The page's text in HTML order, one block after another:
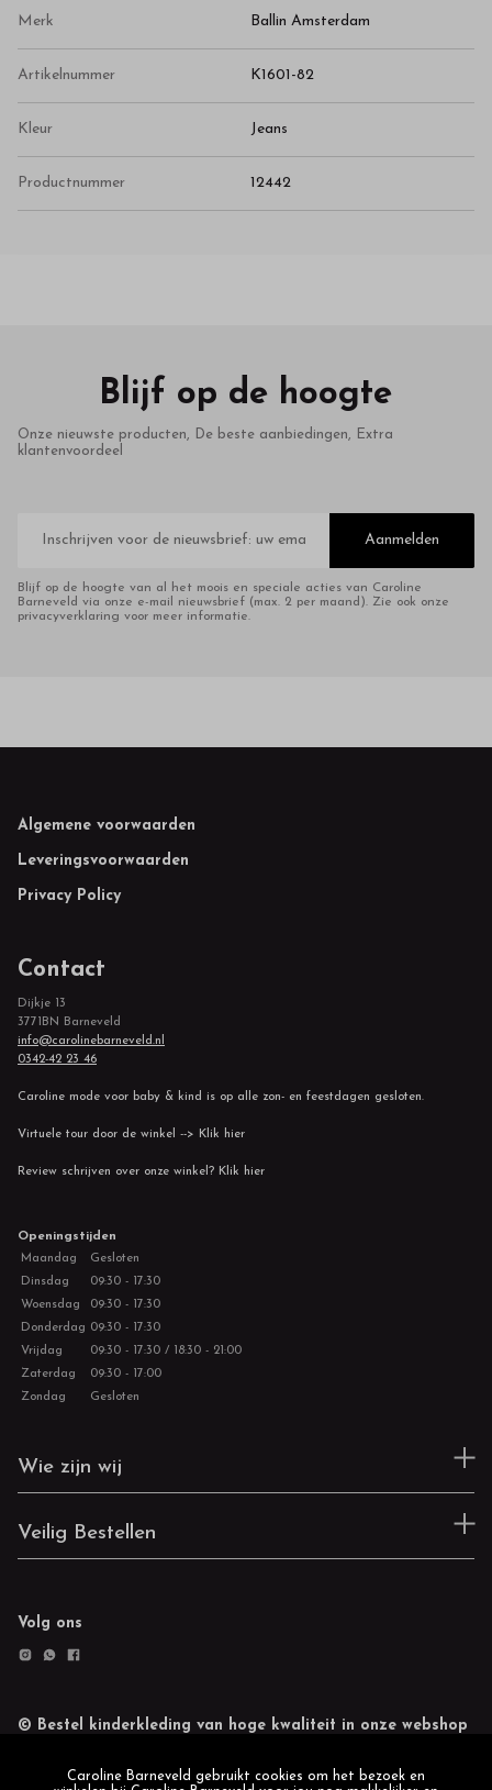
Merk Ballin Amsterdam
Artikelnummer K1601-82
Kleur Jeans
Productnummer 12442
Blijf op de hoogte
Onze nieuwste producten, De beste aanbiedingen, Extra
klantenvoordeel
mailadres
Aanmelden
Blijf op de hoogte van al het moois en speciale acties van Caroline
Barneveld via onze e-mail nieuwsbrief (max. 2 per maand). Zie ook onze
privacyverklaring voor meer informatie.
Footer
Algemene voorwaarden
Leveringsvoorwaarden
Privacy Policy
Contact
Dijkje 13
3771BN Barneveld
info@carolinebarneveld.nl
0342-42 23 46
Caroline mode voor baby & kind is op alle zon- en feestdagen gesloten.
Virtuele tour door de winkel --> Klik hier
Review schrijven over onze winkel? Klik hier
Openingstijden
Maandag
Gesloten
Dinsdag
09:30 - 17:30
Woensdag
09:30 - 17:30
Donderdag 09:30 - 17:30
Vrijdag
09:30 - 17:30 / 18:30 - 21:00
Zaterdag
09:30 - 17:00
Zondag
Gesloten
Wie zijn wij
Veilig Bestellen
Volg ons
© Bestel kinderkleding van hoge kwaliteit in onze webshop
Caroline Barneveld gebruikt cookies om het bezoek en